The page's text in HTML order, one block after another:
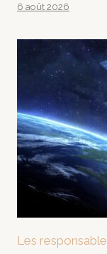
6 août 2026
Les